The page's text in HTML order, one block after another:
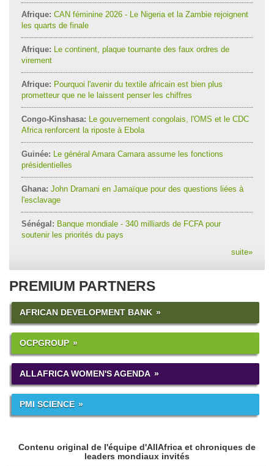
Afrique: CAN féminine 2026 - Le Nigeria et la Zambie rejoignent
les quarts de finale
Afrique: Le continent, plaque tournante des faux ordres de
virement
Afrique: Pourquoi l'avenir du textile africain est bien plus
prometteur que ne le laissent penser les chiffres
Congo-Kinshasa: Le gouvernement congolais, l'OMS et le CDC
Africa renforcent la riposte à Ebola
Guinée: Le général Amara Camara assume les fonctions
présidentielles
Ghana: John Dramani en Jamaïque pour des questions liées à
l'esclavage
Sénégal: Banque mondiale - 340 milliards de FCFA pour
soutenir les priorités du pays
suite»
PREMIUM PARTNERS
AFRICAN DEVELOPMENT BANK
OCPGROUP
ALLAFRICA WOMEN'S AGENDA
PMI SCIENCE
Contenu original de l'équipe d'AllAfrica et chroniques de
leaders mondiaux invités